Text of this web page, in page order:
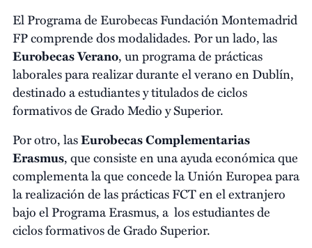
El Programa de Eurobecas Fundación Montemadrid
FP comprende dos modalidades. Por un lado, las
Eurobecas Verano, un programa de prácticas
laborales para realizar durante el verano en Dublín,
destinado a estudiantes y titulados de ciclos
formativos de Grado Medio y Superior.
Por otro, lasEurobecas Complementarias
Erasmus, que consiste en una ayuda económica que
complementa la que concede la Unión Europea para
la realización de las prácticas FCT en el extranjero
bajo el Programa Erasmus, a los estudiantes de
ciclos formativos de Grado Superior.